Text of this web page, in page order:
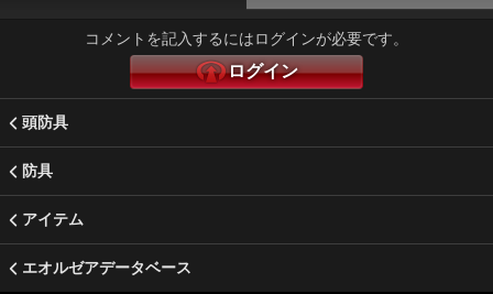
コメントを記入するにはログインが必要です。
ログイン
頭防具
防具
アイテム
エオルゼアデータベース